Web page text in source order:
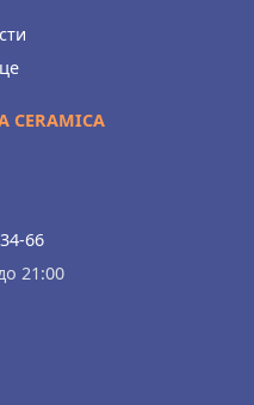
66
21:00